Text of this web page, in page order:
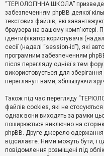
Т
е
м
и
б
е
з
в
і
д
о
і
д
е
й
А
“ТЕРІОЛОГІЧНА ШКОЛА”
забезпеченням phpBB деякої
текстових файлів, які
браузера на вашому комп'ютері.
ідентифікатор користувача
сесії (надалі “session-id”), які
програмним забезпеченням
після перегляду однієї з тем
використовується для
переглянуті вами, збільшуючи
Також під час перегляду
файлів cookies, які не
однак вони виходять за рамки
поширюється виключно на
phpBB. Друге джерело одержання
відсилаєте. Ними можуть бути, і
повідомлення розміщені під